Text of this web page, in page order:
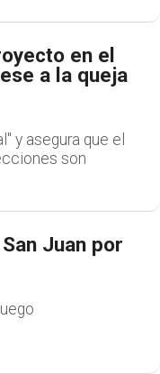
en el
a la queja
y asegura que el
son
Juan por